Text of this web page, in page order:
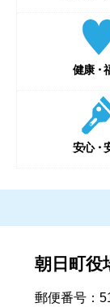
健康・
安心・
朝日町役
郵便番号：